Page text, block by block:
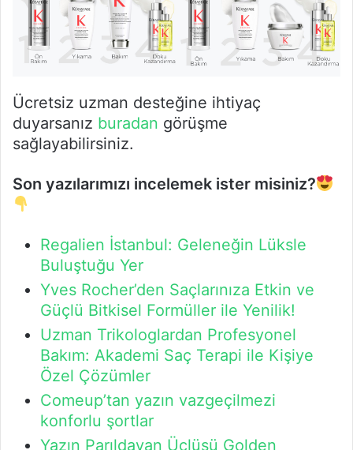
Ücretsiz uzman desteğine ihtiyaç
duyarsanız buradan görüşme
sağlayabilirsiniz.
Son yazılarımızı incelemek ister misiniz?
Regalien İstanbul: Geleneğin Lüksle
Buluştuğu Yer
Yves Rocher’den Saçlarınıza Etkin ve
Güçlü Bitkisel Formüller ile Yenilik!
Uzman Trikologlardan Profesyonel
Bakım: Akademi Saç Terapi ile Kişiye
Özel Çözümler
Comeup’tan yazın vazgeçilmezi
konforlu şortlar
Yazın Parıldayan Üçlüsü Golden